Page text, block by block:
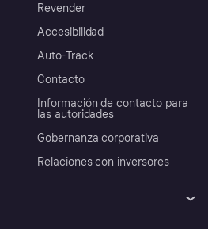
Revender
Accesibilidad
Auto-Track
Contacto
Información de contacto para
las autoridades
Gobernanza corporativa
Relaciones con inversores